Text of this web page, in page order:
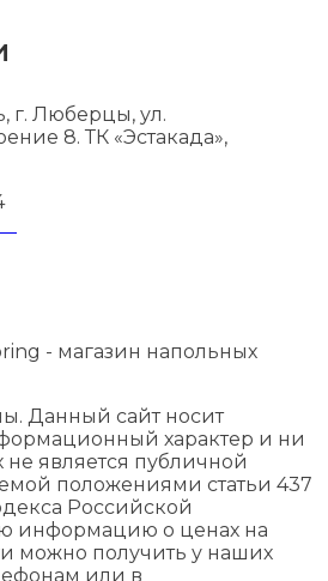
г. Люберцы, ул.
8. ТК «Эстакада»,
- магазин напольных
Данный сайт носит
характер и ни
не является публичной
положениями статьи 437
Российской
информацию о ценах на
можно получить у наших
или в